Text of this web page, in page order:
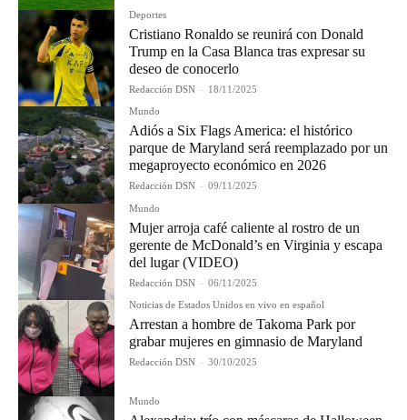
Deportes
Cristiano Ronaldo se reunirá con Donald
Trump en la Casa Blanca tras expresar su
deseo de conocerlo
Redacción DSN - 18/11/2025
Mundo
Adiós a Six Flags America: el histórico
parque de Maryland será reemplazado por un
megaproyecto económico en 2026
Redacción DSN - 09/11/2025
Mundo
Mujer arroja café caliente al rostro de un
gerente de McDonald’s en Virginia y escapa
del lugar (VIDEO)
Redacción DSN - 06/11/2025
Noticias de Estados Unidos en vivo en español
Arrestan a hombre de Takoma Park por
grabar mujeres en gimnasio de Maryland
Redacción DSN - 30/10/2025
Mundo